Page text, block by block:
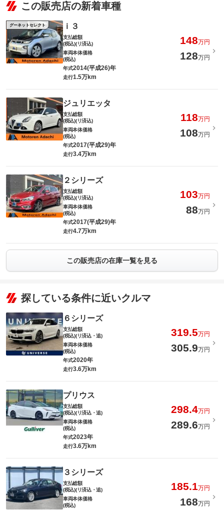
この販売店の新着車種
グーネットセレクト ｉ３
支払総額
(税込)(リ済込)
148万円
車両本体価格
(税込)
128万円
年式2014(平成26)年
走行1.5万km
ジュリエッタ
支払総額
(税込)(リ済込)
118万円
車両本体価格
(税込)
108万円
年式2017(平成29)年
走行3.4万km
２シリーズ
支払総額
(税込)(リ済込)
103万円
車両本体価格
(税込)
88万円
年式2017(平成29)年
走行4.7万km
この販売店の在庫一覧を見る
探している条件に近いクルマ
６シリーズ
支払総額
(税込)(リ済込・追)
319.5万円
車両本体価格
(税込)
305.9万円
年式2020年
走行3.6万km
プリウス
支払総額
(税込)(リ済込・追)
298.4万円
車両本体価格
(税込)
289.6万円
年式2023年
走行3.6万km
３シリーズ
支払総額
(税込)(リ済込・追)
185.1万円
車両本体価格
(税込)
168万円